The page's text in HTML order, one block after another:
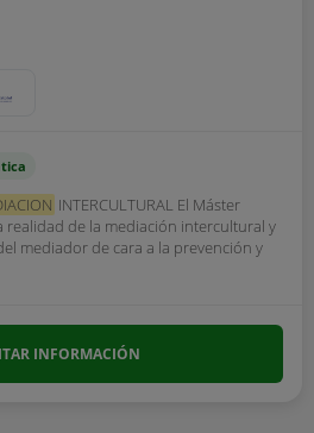
INTERCULTURAL El Máster
realidad de la mediación intercultural y
mediador de cara a la prevención y
INFORMACIÓN